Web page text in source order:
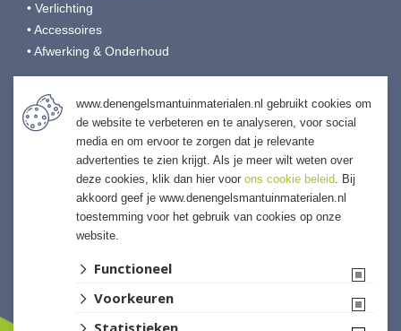
• Verlichting
• Accessoires
• Afwerking & Onderhoud
Den Engelsman Tuinmaterialen
Veilingweg 9
4697 RB Sint-Annaland
0166-653190
info@denengelsmansierbestrating.nl
denengelsmantuinmaterialen.nl
www.denengelsmantuinmaterialen.nl gebruikt cookies om
de website te verbeteren en te analyseren, voor social
media en om ervoor te zorgen dat je relevante
advertenties te zien krijgt. Als je meer wilt weten over
deze cookies, klik dan hier voor ons cookie beleid. Bij
akkoord geef je www.denengelsmantuinmaterialen.nl
toestemming voor het gebruik van cookies op onze
website.
Functioneel
Voorkeuren
Statistieken